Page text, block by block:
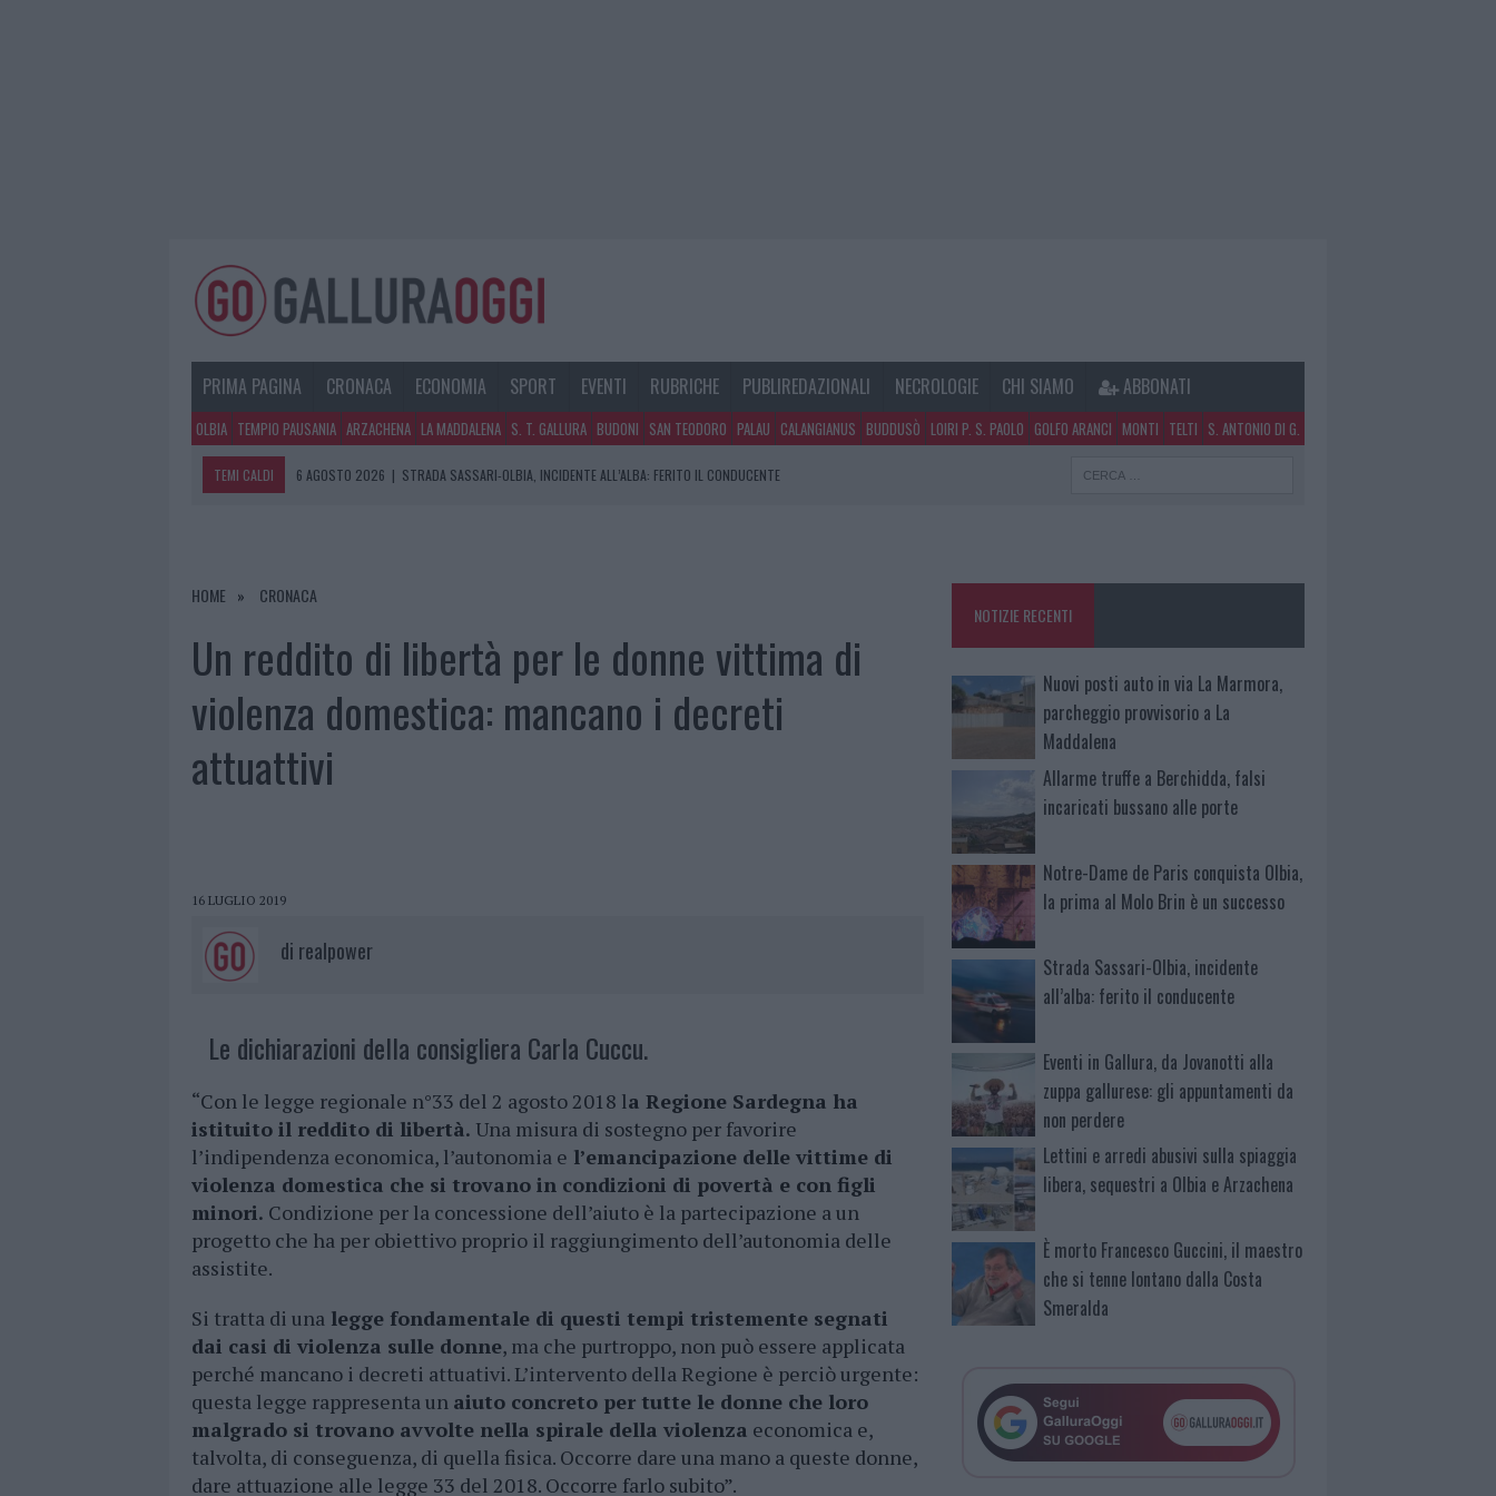
PRIMA PAGINA CRONACA ECONOMIA SPORT EVENTI RUBRICHE PUBLIREDAZIONALI NECROLOGIE CHI SIAMO ABBONATI
OLBIA TEMPIO PAUSANIA ARZACHENA LA MADDALENA S. T. GALLURA BUDONI SAN TEODORO PALAU CALANGIANUS BUDDUSÒ LOIRI P. S. PAOLO GOLFO ARANCI MONTI TELTI S. ANTONIO DI G.
TEMI CALDI 6 AGOSTO 2026 | STRADA SASSARI-OLBIA, INCIDENTE ALL’ALBA: FERITO IL CONDUCENTE
6 AGOSTO 2026
|
HOME CRONACA
Un reddito di libertà per le donne vittima di
violenza domestica: mancano i decreti
attuattivi
16 LUGLIO 2019
di realpower
Le dichiarazioni della consigliera Carla Cuccu.
“Con le legge regionale n°33 del 2 agosto 2018 la Regione Sardegna ha
istituito il reddito di libertà. Una misura di sostegno per favorire
l’indipendenza economica, l’autonomia e l’emancipazione delle vittime di
violenza domestica che si trovano in condizioni di povertà e con figli
minori. Condizione per la concessione dell’aiuto è la partecipazione a un
progetto che ha per obiettivo proprio il raggiungimento dell’autonomia delle
assistite.
Si tratta di una legge fondamentale di questi tempi tristemente segnati
dai casi di violenza sulle donne, ma che purtroppo, non può essere applicata
perché mancano i decreti attuativi. L’intervento della Regione è perciò urgente:
questa legge rappresenta un aiuto concreto per tutte le donne che loro
malgrado si trovano avvolte nella spirale della violenza economica e,
talvolta, di conseguenza, di quella fisica. Occorre dare una mano a queste donne,
dare attuazione alle legge 33 del 2018. Occorre farlo subito”.
NOTIZIE RECENTI
Nuovi posti auto in via La Marmora,
parcheggio provvisorio a La
Maddalena
Allarme truffe a Berchidda, falsi
incaricati bussano alle porte
Notre-Dame de Paris conquista Olbia,
la prima al Molo Brin è un successo
Strada Sassari-Olbia, incidente
all’alba: ferito il conducente
Eventi in Gallura, da Jovanotti alla
zuppa gallurese: gli appuntamenti da
non perdere
Lettini e arredi abusivi sulla spiaggia
libera, sequestri a Olbia e Arzachena
È morto Francesco Guccini, il maestro
che si tenne lontano dalla Costa
Smeralda